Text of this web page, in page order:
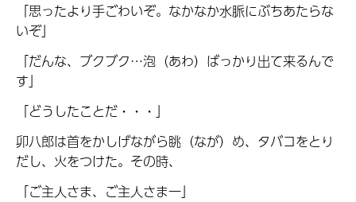
「思ったより手ごわいぞ。なかなか水脈にぶちあたらな
いぞ」
「だんな、ブクブク…泡（あわ）ばっかり出て来るんで
す」
「どうしたことだ・・・」
卯八郎は首をかしげながら眺（なが）め、タバコをとり
だし、火をつけた。その時、
「ご主人さま、ご主人さま一」